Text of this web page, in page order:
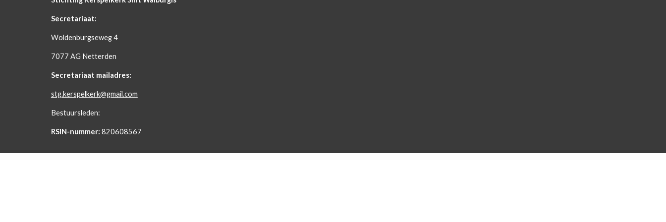
Secretariaat:
Woldenburgseweg 4
7077 AG Netterden
Secretariaat mailadres:
stg.kerspelkerk@gmail.com
Bestuursleden:
RSIN-nummer: 820608567